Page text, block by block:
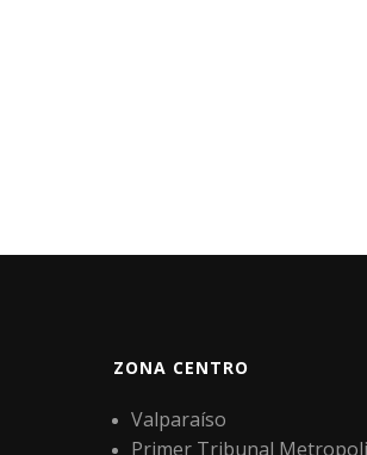
ZONA CENTRO
Valparaíso
Primer Tribunal